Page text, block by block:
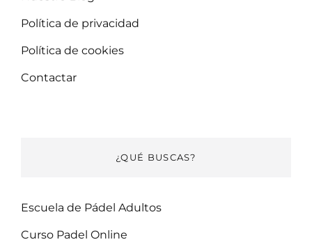
Política de privacidad
Política de cookies
Contactar
¿QUÉ BUSCAS?
Escuela de Pádel Adultos
Curso Padel Online